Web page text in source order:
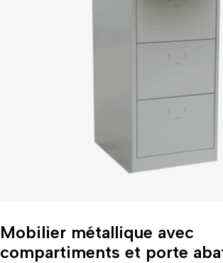
Mobilier métallique avec
compartiments et porte